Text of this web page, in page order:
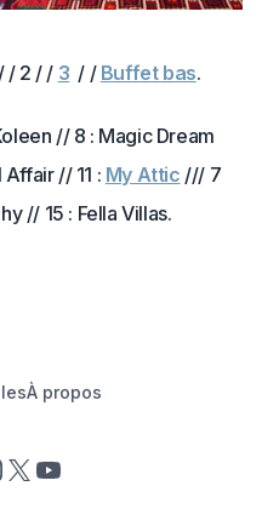
/ / 2 / / 3 / / Buffet bas.
// 8 : Magic Dream
// 11 : My Attic /// 7
// 15 : Fella Villas.
À propos
X YouTube